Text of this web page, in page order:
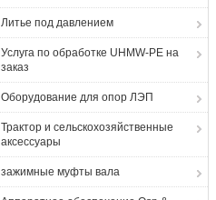
Литье под давлением
Услуга по обработке UHMW-PE на
заказ
Оборудование для опор ЛЭП
Трактор и сельскохозяйственные
аксессуары
зажимные муфты вала